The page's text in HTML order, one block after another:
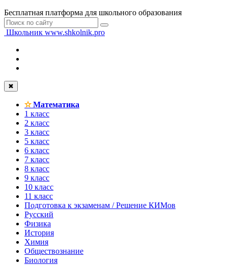
Бесплатная платформа для школьного образования
Школьник www.shkolnik.pro
✖
✫Математика
1 класс
2 класс
3 класс
5 класс
6 класс
7 класс
8 класс
9 класс
10 класс
11 класс
Подготовка к экзаменам / Решение КИМов
Русский
Физика
История
Химия
Обществознание
Биология